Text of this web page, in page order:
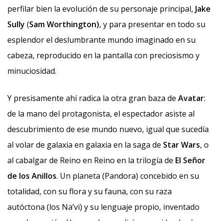
perfilar bien la evolución de su personaje principal, Jake
Sully (Sam Worthington), y para presentar en todo su
esplendor el deslumbrante mundo imaginado en su
cabeza, reproducido en la pantalla con preciosismo y
minuciosidad.
Y presisamente ahí radica la otra gran baza de Avatar:
de la mano del protagonista, el espectador asiste al
descubrimiento de ese mundo nuevo, igual que sucedía
al volar de galaxia en galaxia en la saga de Star Wars, o
al cabalgar de Reino en Reino en la trilogía de El Señor
de los Anillos. Un planeta (Pandora) concebido en su
totalidad, con su flora y su fauna, con su raza
autóctona (los Na’vi) y su lenguaje propio, inventado